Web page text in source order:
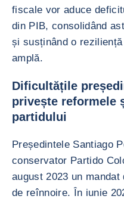
fiscale vor aduce
din PIB, consolidând
și susținând o
amplă.
Dificultățile
privește reformele
partidului
Președintele Santiago
conservator Partido
august 2023 un
de reînnoire. În iunie